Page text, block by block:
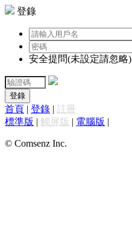
登錄
安全提問(未設定請忽略)
登錄
首頁 | 登錄 | 註冊
標準版 | 觸屏版 | 電腦版 |
© Comsenz Inc.